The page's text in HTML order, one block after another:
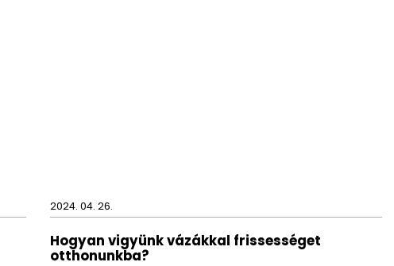
2024. 04. 26.
Hogyan vigyünk vázákkal frissességet
otthonunkba?